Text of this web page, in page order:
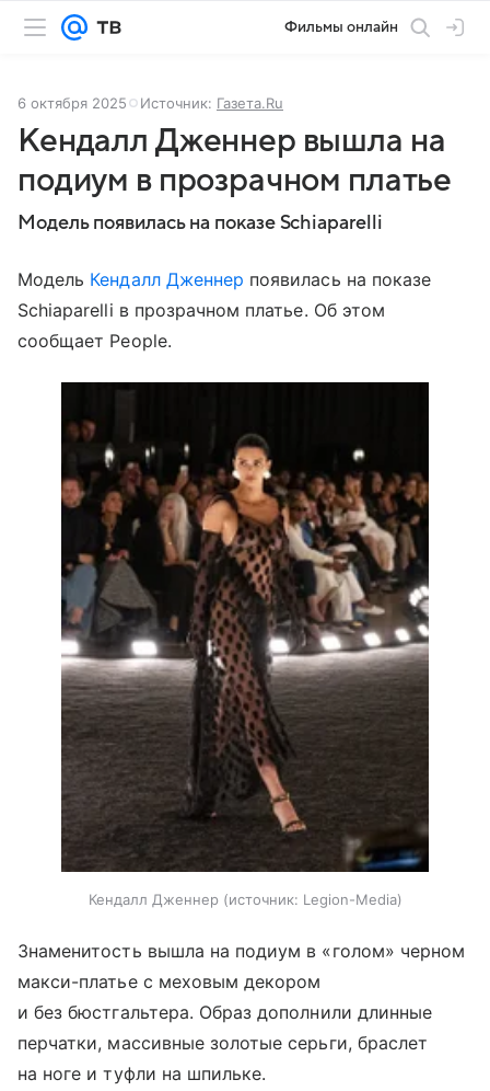
Фильмы онлайн
6 октября 2025 Источник: Газета.Ru
Кендалл Дженнер вышла на
подиум в прозрачном платье
Модель появилась на показе Schiaparelli
Модель Кендалл Дженнер появилась на показе
Schiaparelli в прозрачном платье. Об этом
сообщает People.
Кендалл Дженнер источник: Legion-Media
Знаменитость вышла на подиум в «голом» черном
макси-платье с меховым декором
и без бюстгальтера. Образ дополнили длинные
перчатки, массивные золотые серьги, браслет
на ноге и туфли на шпильке.